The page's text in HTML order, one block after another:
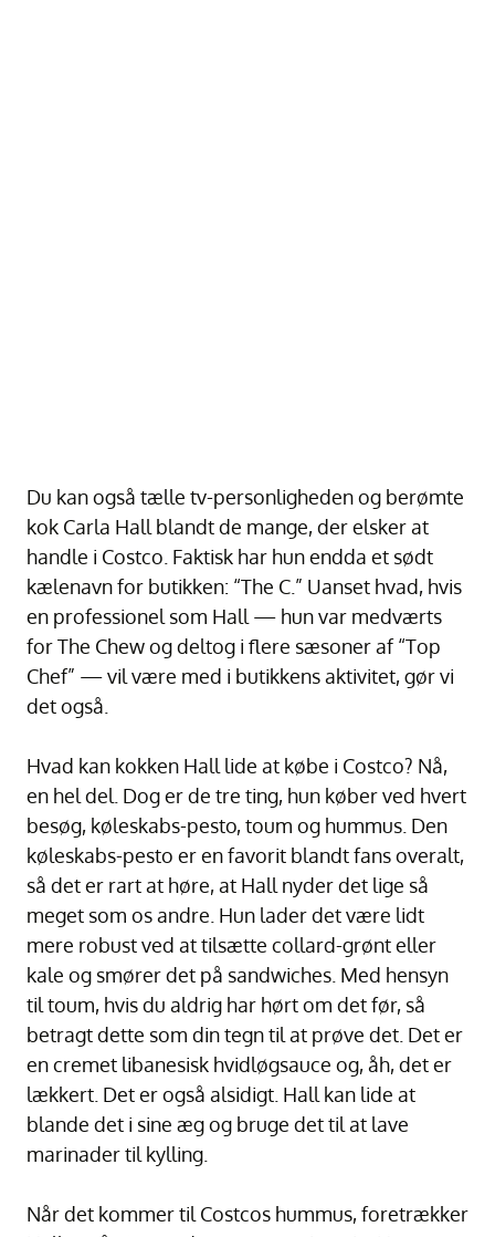
Du kan også tælle tv-personligheden og berømte
kok Carla Hall blandt de mange, der elsker at
handle i Costco. Faktisk har hun endda et sødt
kælenavn for butikken: “The C.” Uanset hvad, hvis
en professionel som Hall — hun var medværts
for The Chew og deltog i flere sæsoner af “Top
Chef” — vil være med i butikkens aktivitet, gør vi
det også.
Hvad kan kokken Hall lide at købe i Costco? Nå,
en hel del. Dog er de tre ting, hun køber ved hvert
besøg, køleskabs-pesto, toum og hummus. Den
køleskabs-pesto er en favorit blandt fans overalt,
så det er rart at høre, at Hall nyder det lige så
meget som os andre. Hun lader det være lidt
mere robust ved at tilsætte collard-grønt eller
kale og smører det på sandwiches. Med hensyn
til toum, hvis du aldrig har hørt om det før, så
betragt dette som din tegn til at prøve det. Det er
en cremet libanesisk hvidløgsauce og, åh, det er
lækkert. Det er også alsidigt. Hall kan lide at
blande det i sine æg og bruge det til at lave
marinader til kylling.
Når det kommer til Costcos hummus, foretrækker